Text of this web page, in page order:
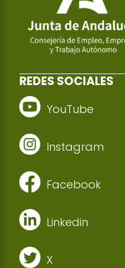
REDES SOCIALES
YouTube
Instagram
Facebook
Linkedin
X